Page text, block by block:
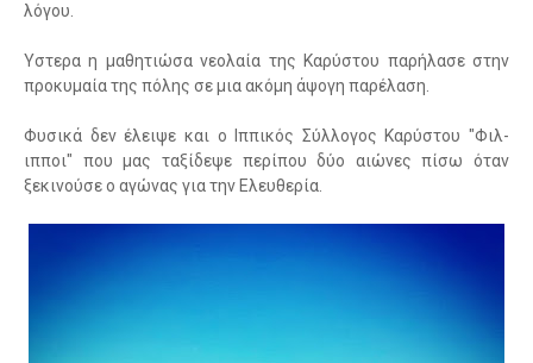
λόγου.
Ύστερα η μαθητιώσα νεολαία της Καρύστου παρήλασε στην
προκυμαία της πόλης σε μια ακόμη άψογη παρέλαση.
Φυσικά δεν έλειψε και ο Ιππικός Σύλλογος Καρύστου "Φιλ-
ιπποι" που μας ταξίδεψε περίπου δύο αιώνες πίσω όταν
ξεκινούσε ο αγώνας για την Ελευθερία.